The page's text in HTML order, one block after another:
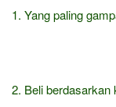
1. Yang paling
2. Beli berdasarkan